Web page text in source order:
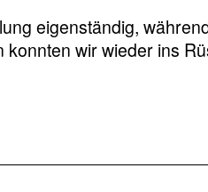
eigenständig,
wir wieder ins